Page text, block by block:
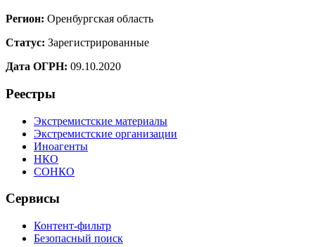
Регион: Оренбургская область
Статус: Зарегистрированные
Дата ОГРН: 09.10.2020
Реестры
Экстремистские материалы
Экстремистские организации
Иноагенты
НКО
СОНКО
Сервисы
Контент-фильтр
Безопасный поиск